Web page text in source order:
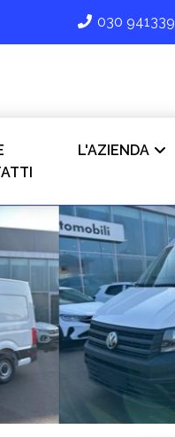
030 941339
L'AZIENDA